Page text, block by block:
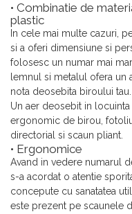
• Combinatie de
plastic
In cele mai multe cazuri,
si a oferi dimensiune si
folosesc un numar mai
lemnul si metalul ofera un
nota deosebita biroului tau.
Un aer deosebit in
ergonomic de birou,
directorial si scaun pliant.
• Ergonomice
Avand in vedere numarul
s-a acordat o atentie
concepute cu sanatatea
este prezent pe scaunele